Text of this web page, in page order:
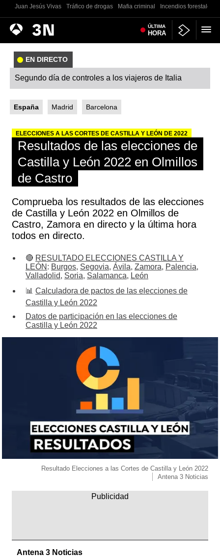
Juan Jesús Vivas Tráfico de drogas Mafia criminal Incendios forestales
Antena
3
Noticias ÚLTIMA
HORA
EN DIRECTO
Segundo día de controles a los viajeros de Italia
España Madrid Barcelona
ELECCIONES A LAS CORTES DE CASTILLA Y LEÓN DE 2022
Resultados de las elecciones de
Castilla y León 2022 en Olmillos
de Castro
Comprueba los resultados de las elecciones
de Castilla y León 2022 en Olmillos de
Castro, Zamora en directo y la última hora
todos en directo.
🔴 RESULTADO ELECCIONES CASTILLA Y
LEÓN : Burgos, Segovia, Ávila, Zamora, Palencia,
Valladolid, Soria, Salamanca, León
📊 Calculadora de pactos de las elecciones de
Castilla y León 2022
Datos de participación en las elecciones de
Castilla y León 2022
Resultado Elecciones a las Cortes de Castilla y León 2022
Antena 3 Noticias
Antena 3 Noticias